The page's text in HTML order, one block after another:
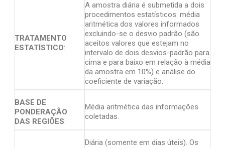
TRATAMENTO
ESTATÍSTICO:
A amostra diária é submetida a dois
procedimentos estatísticos: média
aritmética dos valores informados
excluindo-se o desvio padrão (são
aceitos valores que estejam no
intervalo de dois desvios-padrão para
cima e para baixo em relação à média
da amostra em 10%) e análise do
coeficiente de variação.
BASE DE
PONDERAÇÃO
DAS REGIÕES:
Média aritmética das informações
coletadas.
Diária (somente em dias úteis). Os